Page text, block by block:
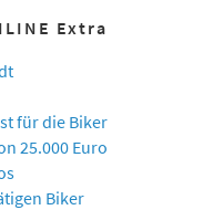
Extra
für die Biker
25.000 Euro
Biker